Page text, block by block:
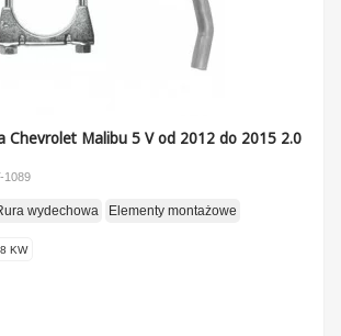
Chevrolet Malibu 5 V od 2012 do 2015 2.0
1089
wydechowa Elementy montażowe
KW